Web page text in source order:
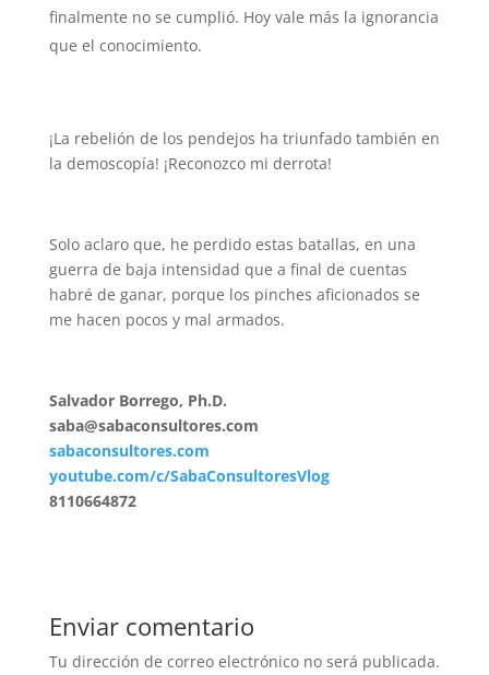
finalmente no se cumplió. Hoy vale más la ignorancia
que el conocimiento.
¡La rebelión de los pendejos ha triunfado también en
la demoscopía! ¡Reconozco mi derrota!
Solo aclaro que, he perdido estas batallas, en una
guerra de baja intensidad que a final de cuentas
habré de ganar, porque los pinches aficionados se
me hacen pocos y mal armados.
Salvador Borrego, Ph.D.
saba@sabaconsultores.com
sabaconsultores.com
youtube.com/c/SabaConsultoresVlog
8110664872
Enviar comentario
Tu dirección de correo electrónico no será publicada.